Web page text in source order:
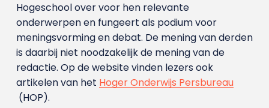
Hogeschool over voor hen relevante
onderwerpen en fungeert als podium voor
meningsvorming en debat. De mening van derden
is daarbij niet noodzakelijk de mening van de
redactie. Op de website vinden lezers ook
artikelen van het Hoger Onderwijs Persbureau
(HOP).